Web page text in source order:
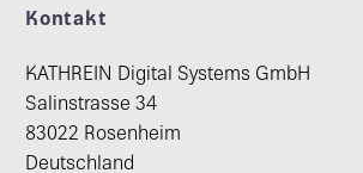
Kontakt
KATHREIN Digital Systems GmbH
Salinstrasse 34
83022 Rosenheim
Deutschland